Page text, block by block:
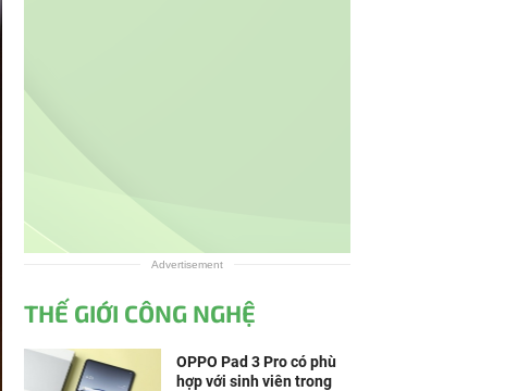
Advertisement
THẾ GIỚI CÔNG NGHỆ
OPPO Pad 3 Pro có phù
hợp với sinh viên trong